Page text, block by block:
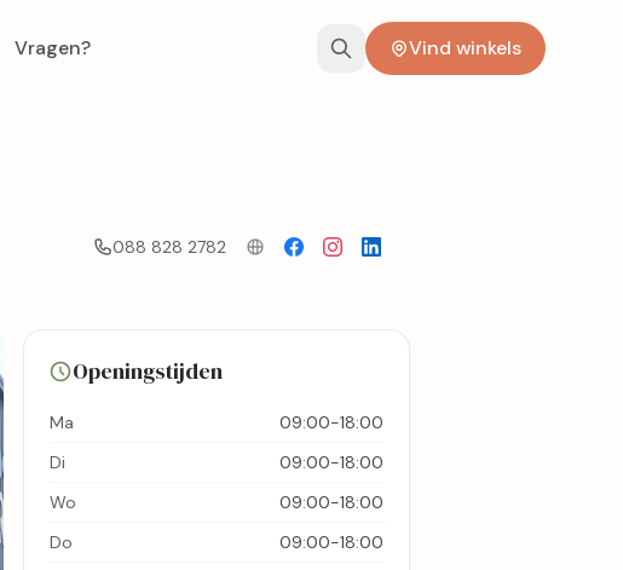
Vragen? Vind winkels
088 828 2782
Openingstijden
Ma
09:00-18:00
Di
09:00-18:00
Wo
09:00-18:00
Do
09:00-18:00